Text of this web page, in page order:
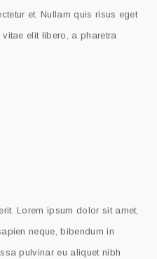
et. Nullam quis risus eget
elit libero, a pharetra
Lorem ipsum dolor sit amet,
neque, bibendum in
pulvinar eu aliquet nibh